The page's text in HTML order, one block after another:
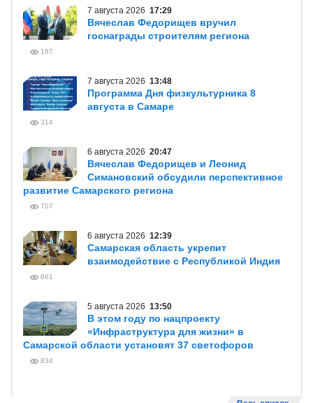
7 августа 2026 17:29
Вячеслав Федорищев вручил
госнаграды строителям региона
167
7 августа 2026 13:48
Программа Дня физкультурника 8
августа в Самаре
314
6 августа 2026 20:47
Вячеслав Федорищев и Леонид
Симановский обсудили перспективное
развитие Самарского региона
707
6 августа 2026 12:39
Самарская область укрепит
взаимодействие с Республикой Индия
661
5 августа 2026 13:50
В этом году по нацпроекту
«Инфраструктура для жизни» в
Самарской области установят 37 светофоров
834